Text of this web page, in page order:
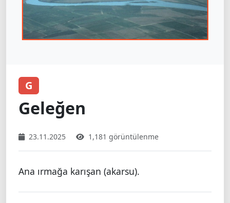
G
Geleğen
23.11.2025 1,181 görüntülenme
Ana ırmağa karışan (akarsu).